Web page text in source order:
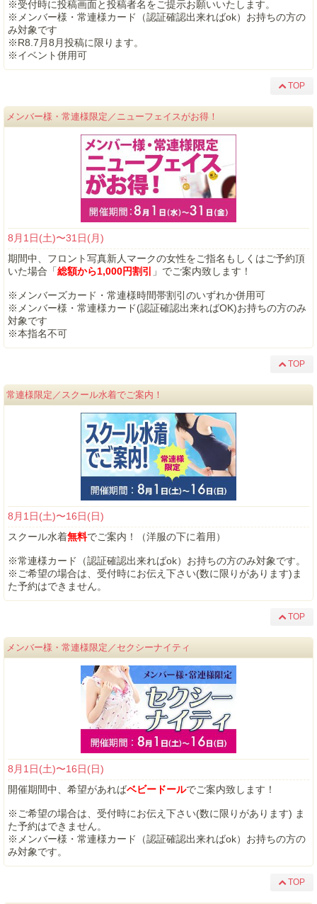
※受付時に投稿画面と投稿者名をご提示お願いいたします。
※メンバー様・常連様カード（認証確認出来ればok）お持ちの方の
み対象です
※R8.7月8月投稿に限ります。
※イベント併用可
TOP
メンバー様・常連様限定／ニューフェイスがお得！
8月1日(土)〜31日(月)
期間中、フロント写真新人マークの女性をご指名もしくはご予約頂
いた場合「総額から1,000円割引 」でご案内致します！
※メンバーズカード・常連様時間帯割引のいずれか併用可
※メンバー様・常連様カード(認証確認出来ればOK)お持ちの方のみ
対象です
※本指名不可
TOP
常連様限定／スクール水着でご案内！
8月1日(土)〜16日(日)
スクール水着無料でご案内！（洋服の下に着用）
※常連様カード（認証確認出来ればok）お持ちの方のみ対象です。
※ご希望の場合は、受付時にお伝え下さい(数に限りがあります)ま
た予約はできません。
TOP
メンバー様・常連様限定／セクシーナイティ
8月1日(土)〜16日(日)
開催期間中、希望があればベビードールでご案内致します！
※ご希望の場合は、受付時にお伝え下さい(数に限りがあります) ま
た予約はできません。
※メンバー様・常連様カード（認証確認出来ればok）お持ちの方の
み対象です。
TOP